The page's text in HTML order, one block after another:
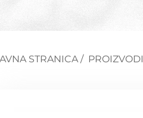
STRANICA / PROIZVODI